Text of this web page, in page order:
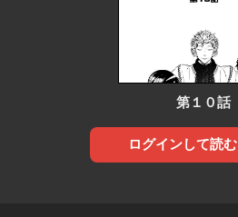
第１０話
ログインして読む